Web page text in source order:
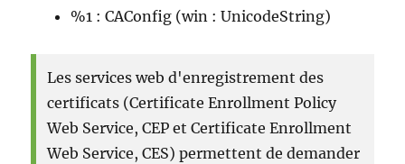
%1 : CAConfig (win : UnicodeString)
Les services web d'enregistrement des
certificats (Certificate Enrollment Policy
Web Service, CEP et Certificate Enrollment
Web Service, CES) permettent de demander